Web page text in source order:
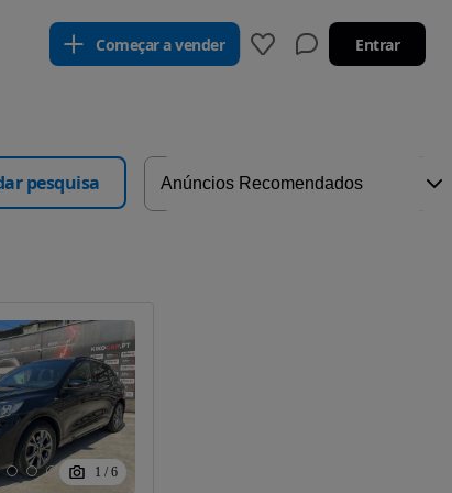
Começar a vender Entrar
pesquisa
1 / 6